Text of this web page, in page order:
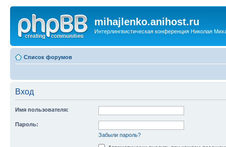
mihajlenko.anihost.ru
Интерлингвистическая конференция Николая
Список форумов
Вход
Имя пользователя:
Пароль:
Забыли пароль?